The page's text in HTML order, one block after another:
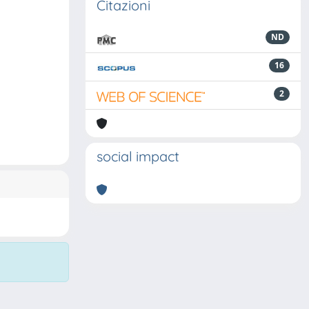
Citazioni
ND
16
2
social impact